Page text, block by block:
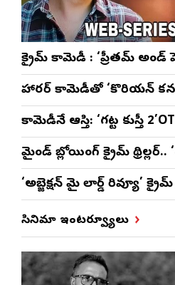
క్రైమ్ కామెడీ : ‘ప్రీతమ్ అండ్
హారర్ కామెడీతో ‘కొరియన్
కామెడీనే ఆస్తి: ‘గట్ట కుస్తీ
మైండ్ బ్లోయింగ్ క్రైమ్ థ్రిల్లర్..
‘అబ్జెక్ష‌న్ మై లార్డ్ రివ్యూ’
సినిమా ఇంటర్వ్యూలు